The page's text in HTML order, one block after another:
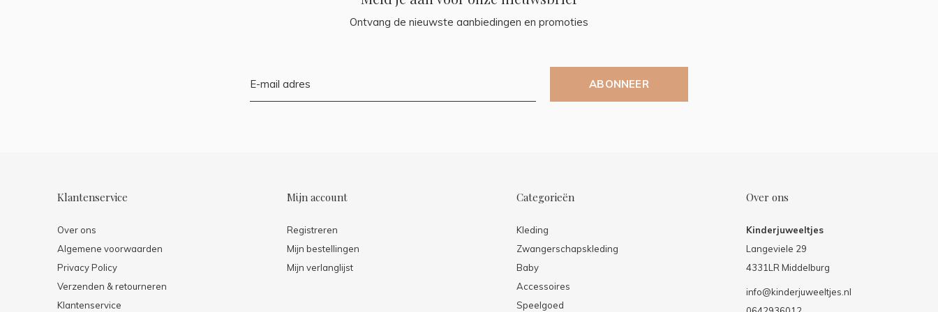
Ontvang de nieuwste aanbiedingen en promoties
ABONNEER
Klantenservice
Over ons
Algemene voorwaarden
Privacy Policy
Verzenden & retourneren
Klantenservice
Mijn account
Registreren
Mijn bestellingen
Mijn verlanglijst
Categorieën
Kleding
Zwangerschapskleding
Baby
Accessoires
Speelgoed
Over ons
Kinderjuweeltjes
Langeviele 29
4331LR Middelburg
info@kinderjuweeltjes.nl